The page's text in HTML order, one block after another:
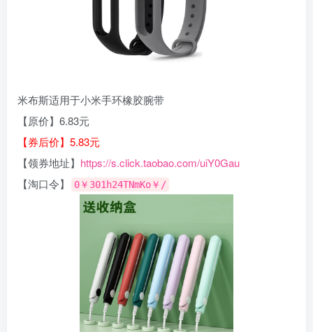
米布斯适用于小米手环橡胶腕带
【原价】6.83元
【券后价】5.83元
【领券地址】 https://s.click.taobao.com/uiY0Gau
【淘口令】
0￥301h24TNmKo￥/